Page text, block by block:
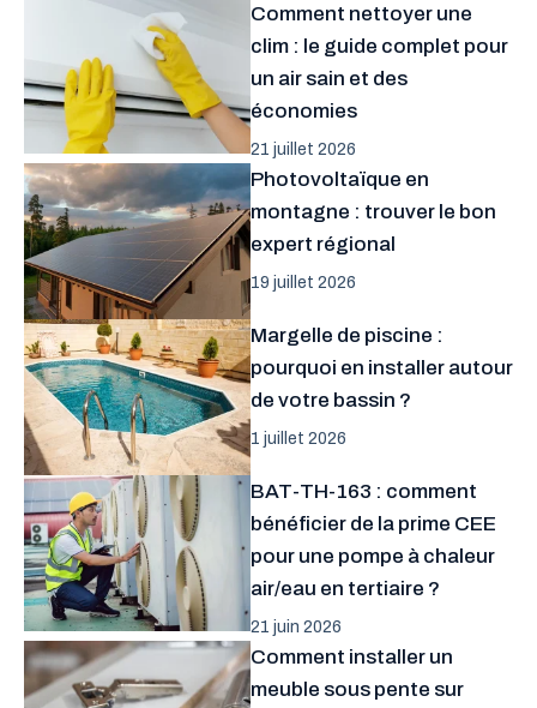
Comment nettoyer une
clim : le guide complet pour
un air sain et des
économies
21 juillet 2026
Photovoltaïque en
montagne : trouver le bon
expert régional
19 juillet 2026
Margelle de piscine :
pourquoi en installer autour
de votre bassin ?
1 juillet 2026
BAT-TH-163 : comment
bénéficier de la prime CEE
pour une pompe à chaleur
air/eau en tertiaire ?
21 juin 2026
Comment installer un
meuble sous pente sur